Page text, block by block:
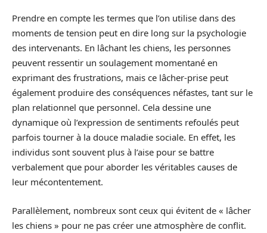
Prendre en compte les termes que l’on utilise dans des
moments de tension peut en dire long sur la psychologie
des intervenants. En lâchant les chiens, les personnes
peuvent ressentir un soulagement momentané en
exprimant des frustrations, mais ce lâcher-prise peut
également produire des conséquences néfastes, tant sur le
plan relationnel que personnel. Cela dessine une
dynamique où l’expression de sentiments refoulés peut
parfois tourner à la douce maladie sociale. En effet, les
individus sont souvent plus à l’aise pour se battre
verbalement que pour aborder les véritables causes de
leur mécontentement.
Parallèlement, nombreux sont ceux qui évitent de « lâcher
les chiens » pour ne pas créer une atmosphère de conflit.